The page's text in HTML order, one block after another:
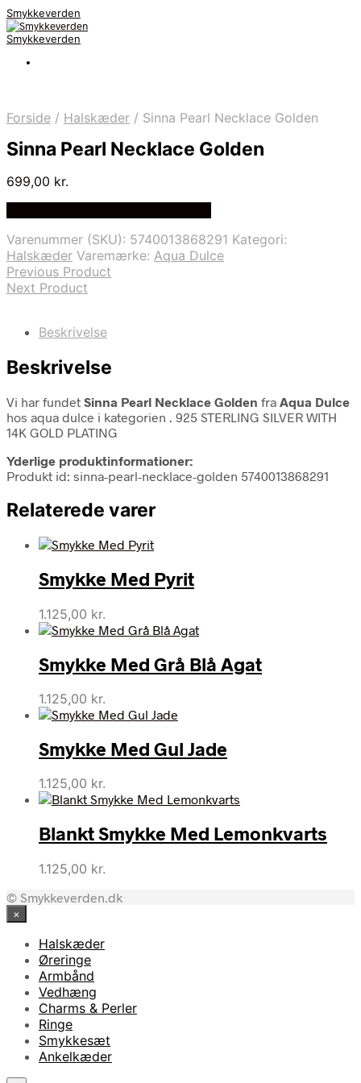
Smykkeverden
Smykkeverden
Forside / Halskæder / Sinna Pearl Necklace Golden
Sinna Pearl Necklace Golden
699,00 kr.
Varenummer (SKU): 5740013868291 Kategori:
Halskæder Varemærke: Aqua Dulce
Previous Product
Next Product
Beskrivelse
Beskrivelse
Vi har fundet Sinna Pearl Necklace Golden fra Aqua Dulce
hos aqua dulce i kategorien . 925 STERLING SILVER WITH
14K GOLD PLATING
Yderlige produktinformationer:
Produkt id: sinna-pearl-necklace-golden 5740013868291
Relaterede varer
Smykke Med Pyrit
1.125,00 kr.
Smykke Med Grå Blå Agat
1.125,00 kr.
Smykke Med Gul Jade
1.125,00 kr.
Blankt Smykke Med Lemonkvarts
1.125,00 kr.
© Smykkeverden.dk
×
Halskæder
Øreringe
Armbånd
Vedhæng
Charms & Perler
Ringe
Smykkesæt
Ankelkæder